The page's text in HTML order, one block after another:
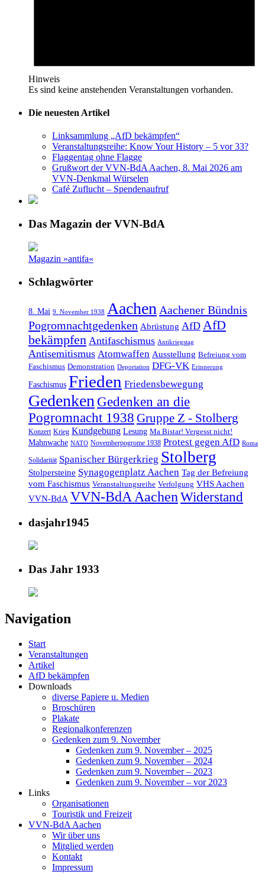
Hinweis
Es sind keine anstehenden Veranstaltungen vorhanden.
Die neuesten Artikel
Linksammlung „AfD bekämpfen“
Veranstaltungsreihe: Know Your History – 5 vor 33?
Flaggentag ohne Flagge
Grußwort der VVN-BdA Aachen, 8. Mai 2026 am
VVN-Denkmal Würselen
Café Zuflucht – Spendenaufruf
Das Magazin der VVN-BdA
Magazin »antifa«
Schlagwörter
8. Mai 9. November 1938 Aachen Aachener Bündnis
Pogromnachtgedenken Abrüstung AfD AfD
bekämpfen Antifaschismus Antikriegstag
Antisemitismus Atomwaffen Ausstellung Befreiung vom
Faschismus Demonstration Deportation DFG-VK Erinnerung
Faschismus Frieden Friedensbewegung
Gedenken Gedenken an die
Pogromnacht 1938 Gruppe Z - Stolberg
Konzert Krieg Kundgebung Lesung Ma Bistar! Vergesst nicht!
Mahnwache NATO Novemberpogrome 1938 Protest gegen AfD Roma
Solidarität Spanischer Bürgerkrieg Stolberg
Stolpersteine Synagogenplatz Aachen Tag der Befreiung
vom Faschismus Veranstaltungsreihe Verfolgung VHS Aachen
VVN-BdA VVN-BdA AachenWiderstand
dasjahr1945
Das Jahr 1933
Navigation
Start
Veranstaltungen
Artikel
AfD bekämpfen
Downloads
diverse Papiere u. Medien
Broschüren
Plakate
Regionalkonferenzen
Gedenken zum 9. November
Gedenken zum 9. November – 2025
Gedenken zum 9. November – 2024
Gedenken zum 9. November – 2023
Gedenken zum 9. November – vor 2023
Links
Organisationen
Touristik und Freizeit
VVN-BdA Aachen
Wir über uns
Mitglied werden
Kontakt
Impressum